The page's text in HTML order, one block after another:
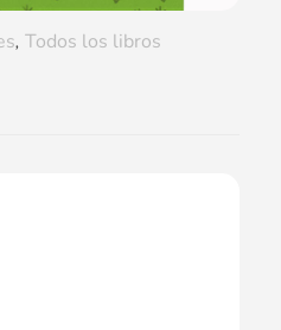
, Todos los libros